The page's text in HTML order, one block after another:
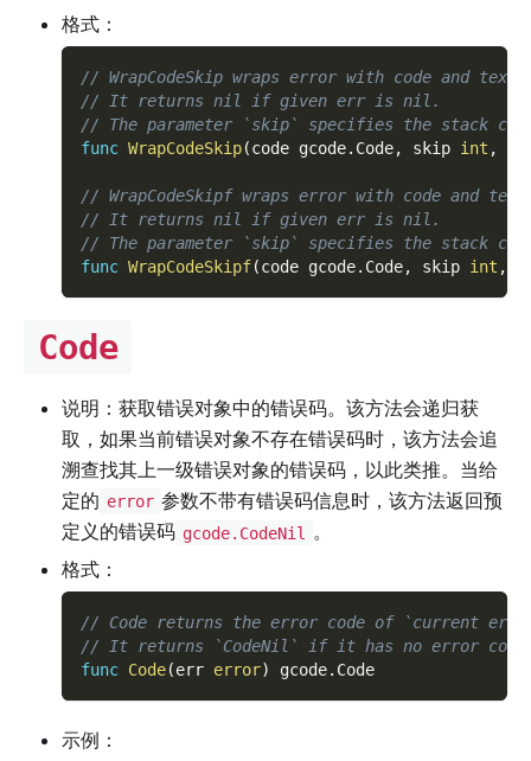
格式：
// WrapCodeSkip wraps error with code and text.
// It returns nil if given err is nil.
// The parameter `skip` specifies the stack
func WrapCodeSkip(code gcode. Code, skip int ,
// WrapCodeSkipf wraps error with code and
// It returns nil if given err is nil.
// The parameter `skip` specifies the stack
func WrapCodeSkipf(code gcode. Code, skip int ,
Code
说明：获取错误对象中的错误码。该方法会递归获
取，如果当前错误对象不存在错误码时，该方法会追
溯查找其上一级错误对象的错误码，以此类推。当给
定的 error 参数不带有错误码信息时，该方法返回预
定义的错误码 gcode.CodeNil
。
格式：
// Code returns the error code of `current
// It returns `CodeNil` if it has no error code
func Code(err error) gcode. Code
示例：